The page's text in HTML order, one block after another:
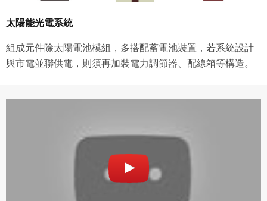
太陽能光電系統
組成元件除太陽電池模組，多搭配蓄電池裝置，若系統設計
與市電並聯供電，則須再加裝電力調節器、配線箱等構造。